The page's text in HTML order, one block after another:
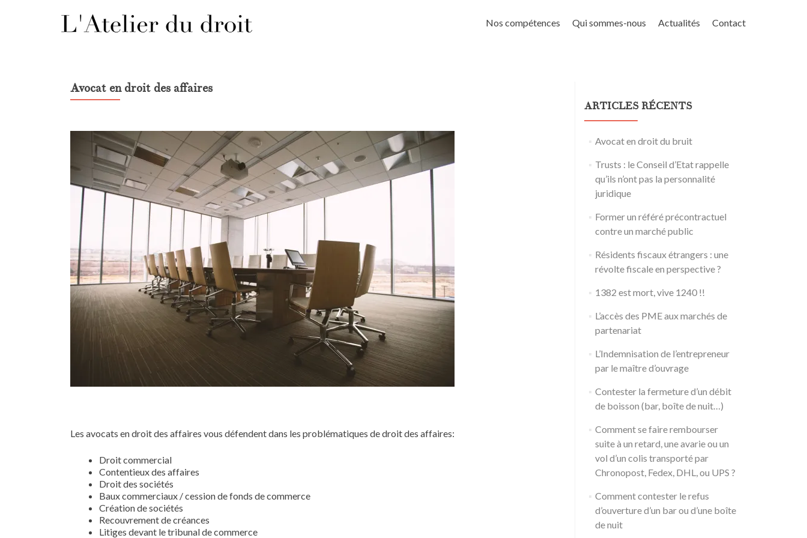
to
Nos compétences Qui sommes-nous Actualités Contact
Avocat en droit des affaires
Les avocats en droit des affaires vous défendent dans les problématiques de droit des affaires:
Droit commercial
Contentieux des affaires
Droit des sociétés
Baux commerciaux / cession de fonds de commerce
Création de sociétés
Recouvrement de créances
Litiges devant le tribunal de commerce
ARTICLES RÉCENTS
Avocat en droit du bruit
Trusts : le Conseil d’Etat rappelle
qu’ils n’ont pas la personnalité
juridique
Former un référé précontractuel
contre un marché public
Résidents fiscaux étrangers : une
révolte fiscale en perspective ?
1382 est mort, vive 1240 !!
L’accès des PME aux marchés de
partenariat
L’Indemnisation de l’entrepreneur
par le maître d’ouvrage
Contester la fermeture d’un débit
de boisson (bar, boîte de nuit…)
Comment se faire rembourser
suite à un retard, une avarie ou un
vol d’un colis transporté par
Chronopost, Fedex, DHL, ou UPS ?
Comment contester le refus
d’ouverture d’un bar ou d’une boîte
de nuit